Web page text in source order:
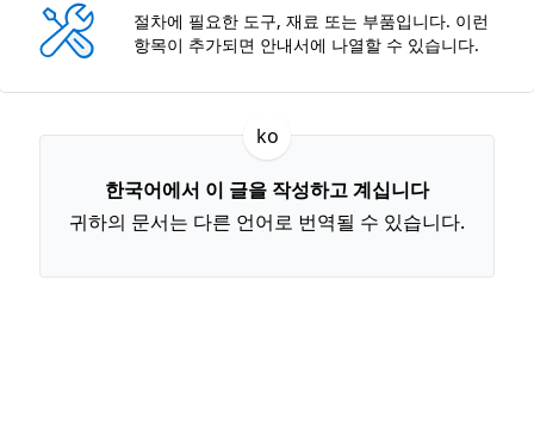
절차에 필요한 도구, 재료 또는 부품입니다. 이런
항목이 추가되면 안내서에 나열할 수 있습니다.
ko
한국어에서 이 글을 작성하고 계십니다
귀하의 문서는 다른 언어로 번역될 수 있습니다.